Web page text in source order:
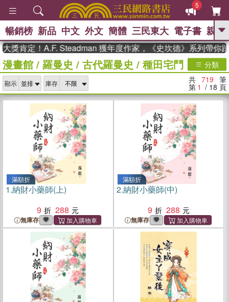
5
GO
熱搜： 東野圭吾 、 高希均教授回憶錄
、 The Odyssey 、 父親節 、 如果歷
國際布克
獎 臺灣漫遊錄 、 方念華 、 台灣的李
數學女孩：黎曼猜想
偉大的迷走神經
暢銷榜 新品 中文 外文 簡體 三民東大 電子書 親子
！A.F. Steadman 獲年度作家，《史坎德》系列帶你踏上熱
漫畫館/ 羅曼史 / 古代羅曼史 / 種田宅鬥 分類
顯示 庫存 共 719 筆
第 1 / 18 頁
滿額折
1.納財小藥師(上)
9
288
無庫存
滿額折
2.納財小藥師(中)
9
288
無庫存